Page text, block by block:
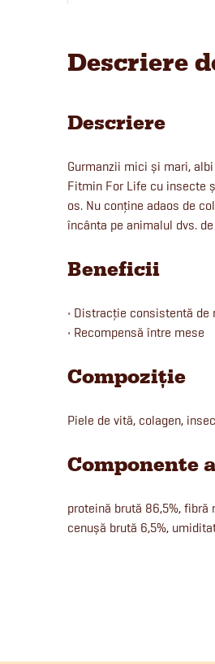
Descriere
Descriere
Gurmanzii mici și mari,
Fitmin For Life cu insecte
os. Nu conține adaos de
încânta pe animalul dvs.
Beneficii
• Distracție consistentă
• Recompensă între mese
Compoziție
Piele de vită, colagen,
Componente
proteină brută 86,5%, fibră
cenușă brută 6,5%,